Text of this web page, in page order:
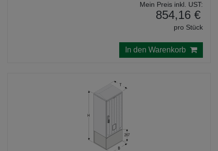
Mein Preis inkl. UST:
854,16 €
pro Stück
In den Warenkorb